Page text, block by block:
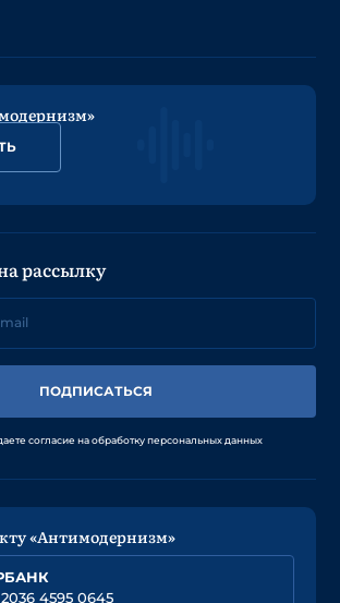
рассылку
ПОДПИСАТЬСЯ
согласие на обработку персональных данных
«Антимодернизм»
4595 0645